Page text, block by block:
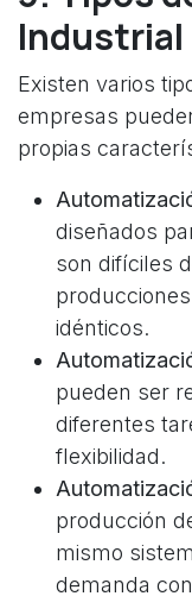
Industrial
Existen varios
empresas
propias
diseñados
son difíciles
idénticos.
pueden ser
diferentes
flexibilidad.
producción
mismo
demanda